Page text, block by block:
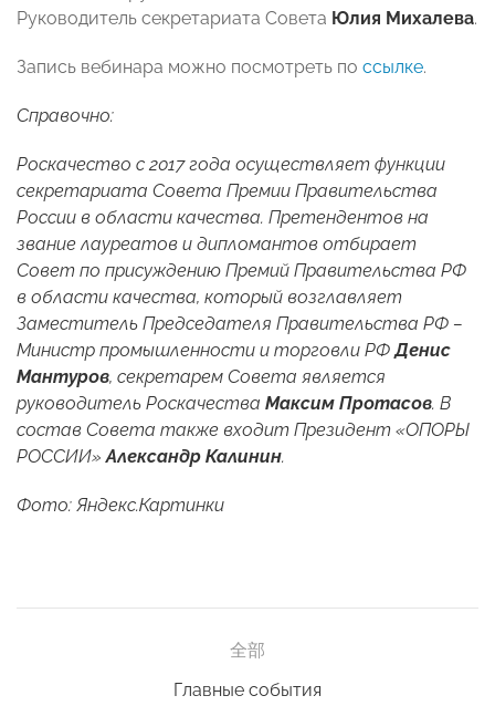
Руководитель секретариата Совета Юлия Михалева.
Запись вебинара можно посмотреть по ссылке.
Справочно:
Роскачество с 2017 года осуществляет функции
секретариата Совета Премии Правительства
России в области качества. Претендентов на
звание лауреатов и дипломантов отбирает
Совет по присуждению Премий Правительства РФ
в области качества, который возглавляет
Заместитель Председателя Правительства РФ –
Министр промышленности и торговли РФ Денис
Мантуров, секретарем Совета является
руководитель Роскачества Максим Протасов. В
состав Совета также входит Президент «ОПОРЫ
РОССИИ» Александр Калинин.
Фото: Яндекс.Картинки
全部
Главные события